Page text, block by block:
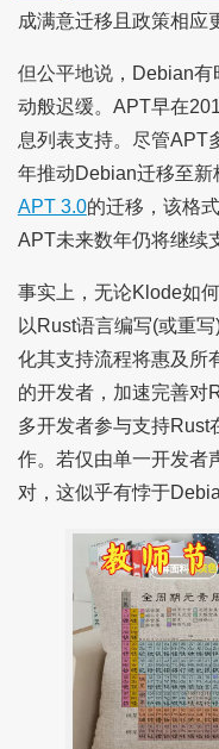
成满意迁移且政策相应
但公平地说，Debian
动般迟缓。APT早在
息列表支持。尽管APT
年推动Debian迁移至
APT 3.0的迁移，该格
APT未来数年仍将继续
事实上，无论Klode如
以Rust语言编写(或重
化其支持流程将惠及所
的开发者，加速完善对
多开发者参与支持Rust
作。若仅由单一开发者
对，这似乎有悖于